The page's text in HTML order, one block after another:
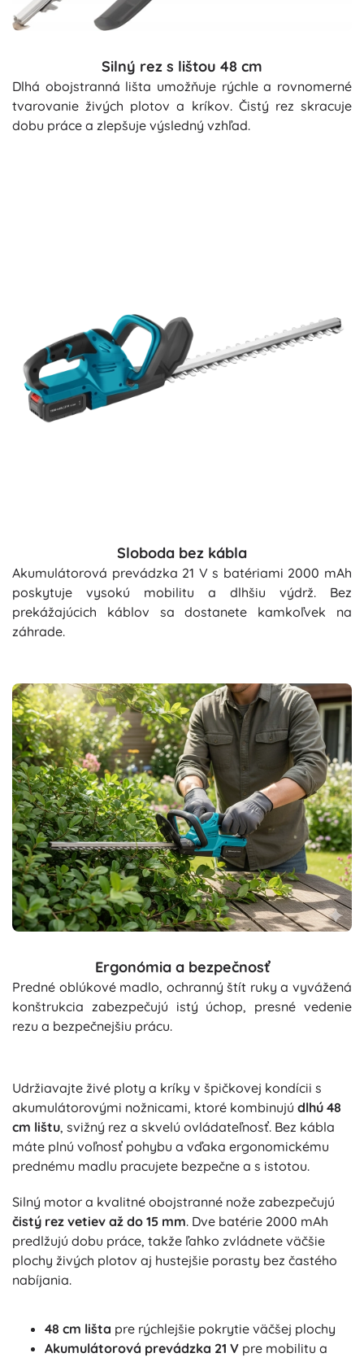
Silný rez s lištou 48 cm
Dlhá obojstranná lišta umožňuje rýchle a rovnomerné
tvarovanie živých plotov a kríkov. Čistý rez skracuje
dobu práce a zlepšuje výsledný vzhľad.
Sloboda bez kábla
Akumulátorová prevádzka 21 V s batériami 2000 mAh
poskytuje vysokú mobilitu a dlhšiu výdrž. Bez
prekážajúcich káblov sa dostanete kamkoľvek na
záhrade.
Ergonómia a bezpečnosť
Predné oblúkové madlo, ochranný štít ruky a vyvážená
konštrukcia zabezpečujú istý úchop, presné vedenie
rezu a bezpečnejšiu prácu.
Udržiavajte živé ploty a kríky v špičkovej kondícii s
akumulátorovými nožnicami, ktoré kombinujú dlhú 48
cm lištu, svižný rez a skvelú ovládateľnosť. Bez kábla
máte plnú voľnosť pohybu a vďaka ergonomickému
prednému madlu pracujete bezpečne a s istotou.
Silný motor a kvalitné obojstranné nože zabezpečujú
čistý rez vetiev až do 15 mm. Dve batérie 2000 mAh
predlžujú dobu práce, takže ľahko zvládnete väčšie
plochy živých plotov aj hustejšie porasty bez častého
nabíjania.
48 cm lišta pre rýchlejšie pokrytie väčšej plochy
Akumulátorová prevádzka 21 V pre mobilitu a